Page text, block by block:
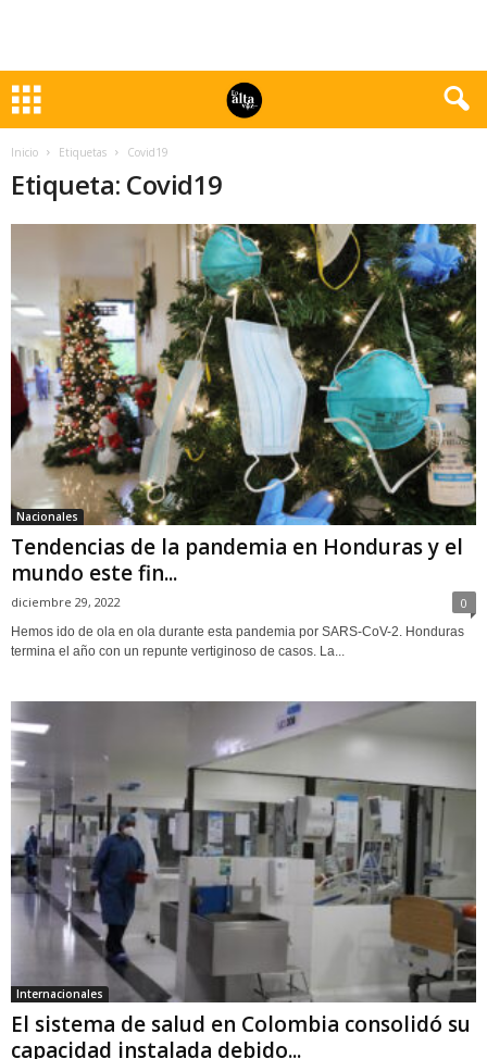
Inicio Etiquetas Covid19
Etiqueta: Covid19
Nacionales
Tendencias de la pandemia en Honduras y el
mundo este fin...
diciembre 29, 2022 0
Hemos ido de ola en ola durante esta pandemia por SARS-CoV-2. Honduras
termina el año con un repunte vertiginoso de casos. La...
Internacionales
El sistema de salud en Colombia consolidó su
capacidad instalada debido...